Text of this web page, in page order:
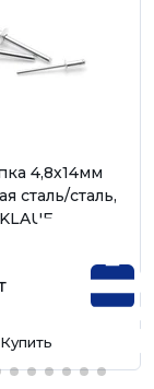
4,8х14мм
сталь/сталь,
KLAUE
Купить